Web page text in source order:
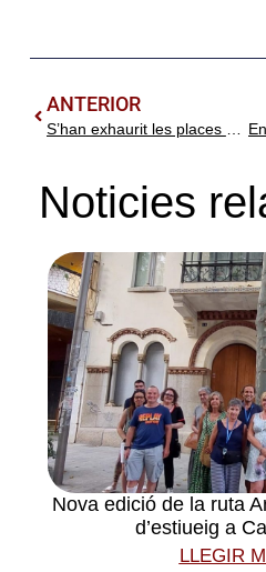
ANTERIOR
Noticies
Nova edició de la ruta
d’estiueig a
LLEGIR